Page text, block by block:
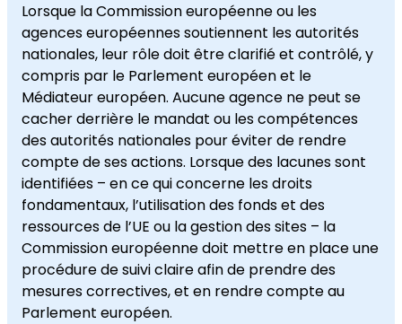
Lorsque la Commission européenne ou les
agences européennes soutiennent les autorités
nationales, leur rôle doit être clarifié et contrôlé, y
compris par le Parlement européen et le
Médiateur européen. Aucune agence ne peut se
cacher derrière le mandat ou les compétences
des autorités nationales pour éviter de rendre
compte de ses actions. Lorsque des lacunes sont
identifiées – en ce qui concerne les droits
fondamentaux, l’utilisation des fonds et des
ressources de l’UE ou la gestion des sites – la
Commission européenne doit mettre en place une
procédure de suivi claire afin de prendre des
mesures correctives, et en rendre compte au
Parlement européen.